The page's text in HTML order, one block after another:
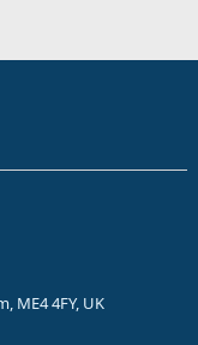
ME4 4FY, UK